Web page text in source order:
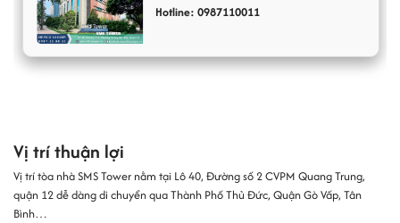
Thiết kế, quy mô và kết cấu tòa nhà SMS
Tower Quận 12
sáng tự nhiên kết hợp độc đáo. Và bên cạnh đó ngay dưới tầng 1
với thiết kế sang trọng phục vụ các doanh nghiệp và khách hàng
tới làm việc và giao dịch tại đây.
Hotline: 0987110011
Vị trí thuận lợi
Vị trí tòa nhà SMS Tower nằm tại Lô 40, Đường số 2 CVPM Quang Trung,
quận 12 dễ dàng di chuyển qua Thành Phố Thủ Đức, Quận Gò Vấp, Tân
Bình…